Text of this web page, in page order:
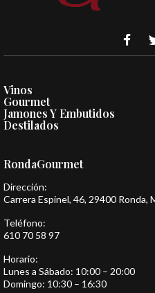
Vinos
Gourmet
Jamones Y Embutidos
Destilados
RondaGourmet
Dirección:
Carrera Espinel, 46, 29400 Ronda,
Teléfono:
610 70 58 97
Horario:
Lunes a Sábado: 10:00 – 20:00
Domingo: 10:30 – 16:30